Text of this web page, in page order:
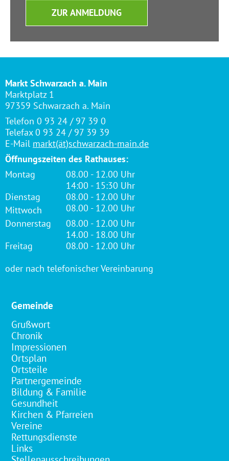
ZUR ANMELDUNG
Markt Schwarzach a. Main
Marktplatz 1
97359 Schwarzach a. Main
Telefon 0 93 24 / 97 39 0
Telefax 0 93 24 / 97 39 39
E-Mail markt(ät)schwarzach-main.de
Öffnungszeiten des Rathauses:
Montag
08.00 - 12.00 Uhr
14:00 - 15:30 Uhr
Dienstag
08.00 - 12.00 Uhr
Mittwoch
08.00 - 12.00 Uhr
Donnerstag
08.00 - 12.00 Uhr
14.00 - 18.00 Uhr
Freitag
08.00 - 12.00 Uhr
oder nach telefonischer Vereinbarung
Gemeinde
Grußwort
Chronik
Impressionen
Ortsplan
Ortsteile
Partnergemeinde
Bildung & Familie
Gesundheit
Kirchen & Pfarreien
Vereine
Rettungsdienste
Links